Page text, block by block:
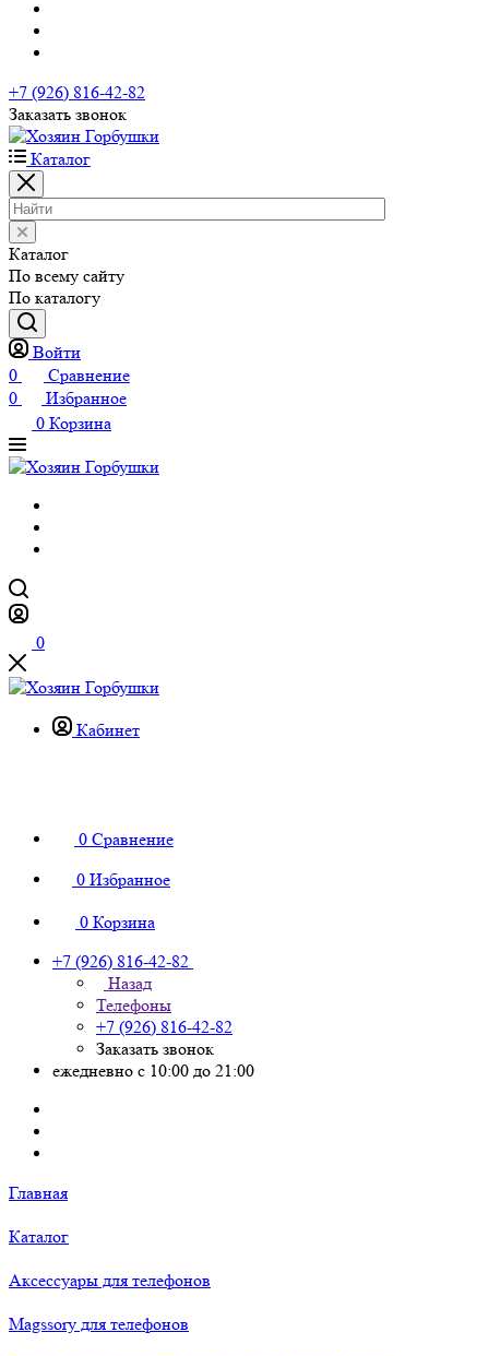
+7 (926) 816-42-82
Заказать звонок
Каталог
Каталог
По всему сайту
По каталогу
Войти
0
Сравнение
0
Избранное
0 Корзина
0
Кабинет
0 Сравнение
0 Избранное
0 Корзина
+7 (926) 816-42-82
Назад
Телефоны
+7 (926) 816-42-82
Заказать звонок
ежедневно с 10:00 до 21:00
Главная
Каталог
Аксессуары для телефонов
Magssory для телефонов